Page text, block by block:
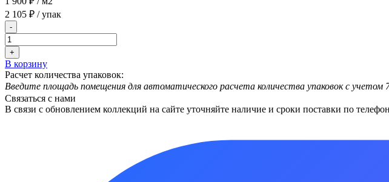
2 105 ₽ / упак
-
+
В корзину
Расчет количества упаковок:
Введите площадь помещения для автоматического расчета количества упаковок с учетом
Связаться с нами
В связи с обновлением коллекций на сайте уточняйте наличие и сроки поставки по